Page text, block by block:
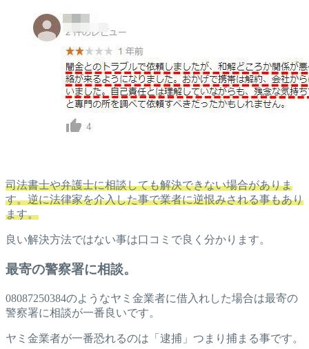
司法書士や弁護士に相談しても解決できない場合がありま
す。逆に法律家を介入した事で業者に逆恨みされる事もあり
ます。
良い解決方法ではない事は口コミで良く分かります。
最寄の警察署に相談。
08087250384のようなヤミ金業者に借入れした場合は最寄の
警察署に相談が一番良いです。
ヤミ金業者が一番恐れるのは「逮捕」つまり捕まる事です。